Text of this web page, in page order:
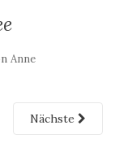
Anne
Nächste